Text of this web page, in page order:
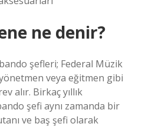
ne denir?
şefleri; Federal Müzik
yönetmen veya eğitmen gibi
alır. Birkaç yıllık
şefi aynı zamanda bir
ve baş şefi olarak